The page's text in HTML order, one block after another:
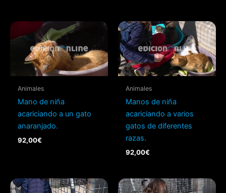
Animales
Mano de niña
acariciando a un gato
anaranjado.
92,00€
Animales
Manos de niña
acariciando a varios
gatos de diferentes
razas.
92,00€